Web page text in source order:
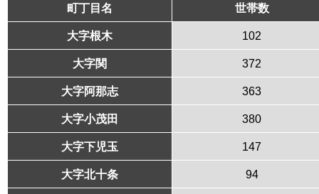
町丁目名 世帯数
大字根木 102
大字関 372
大字阿那志 363
大字小茂田 380
大字下児玉 147
大字北十条 94